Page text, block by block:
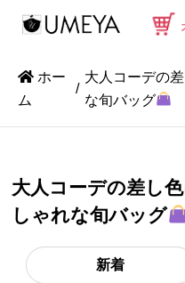
ホー
ム
大人コーデの
な旬バッグ
大人コーデの差し
しゃれな旬バッグ
新着